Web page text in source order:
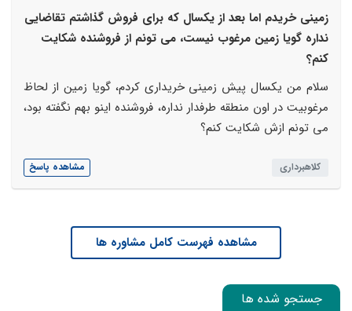
زمینی خریدم اما بعد از یکسال که برای فروش گذاشتم تقاضایی
نداره گویا زمین مرغوب نیست، می تونم از فروشنده شکایت
کنم؟
سلام من یکسال پیش زمینی خریداری کردم، گویا زمین از لحاظ
مرغوبیت در اون منطقه طرفدار نداره، فروشنده اینو بهم نگفته بود،
می تونم ازش شکایت کنم؟
کلاهبرداری مشاهده پاسخ
مشاهده فهرست کامل مشاوره ها
جستجو شده ها